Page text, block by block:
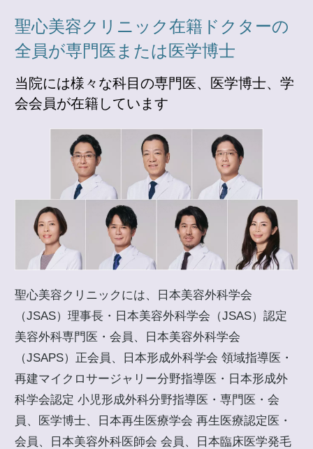
聖心美容クリニック在籍ドクターの
全員が専門医または医学博士
当院には様々な科目の専門医、医学博士、学
会会員が在籍しています
聖心美容クリニックには、日本美容外科学会
（JSAS）理事長・日本美容外科学会（JSAS）認定
美容外科専門医・会員、日本美容外科学会
（JSAPS）正会員、日本形成外科学会 領域指導医・
再建マイクロサージャリー分野指導医・日本形成外
科学会認定 小児形成外科分野指導医・専門医・会
員、医学博士、日本再生医療学会 再生医療認定医・
会員、日本美容外科医師会 会員、日本臨床医学発毛